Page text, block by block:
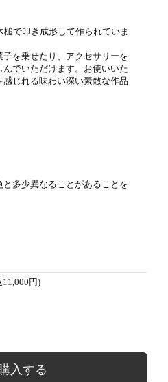
で叩き成形して作られていま
を乗せたり、アクセサリーを
でいただけます。お使いいた
じれる味わい深い素敵な作品
多少異なることがあることを
11,000円)
入する